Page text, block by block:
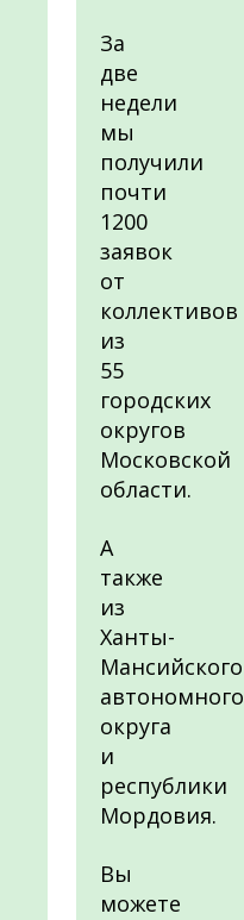
За
две
недели
мы
получили
почти
1200
заявок
от
коллективов
из
55
городских
округов
Московской
области.
А
также
из
Ханты-
Мансийского
автономного
округа
и
республики
Мордовия.
Вы
можете